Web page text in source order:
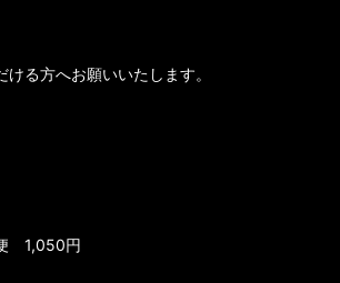
る方へお願いいたします。
1,050円